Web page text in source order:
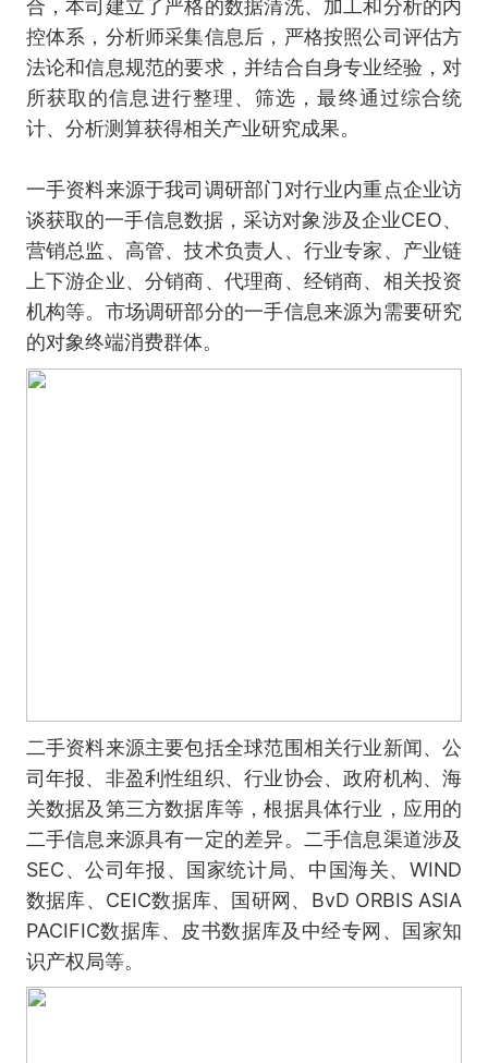
合，本司建立了严格的数据清洗、加工和分析的内
控体系，分析师采集信息后，严格按照公司评估方
法论和信息规范的要求，并结合自身专业经验，对
所获取的信息进行整理、筛选，最终通过综合统
计、分析测算获得相关产业研究成果。
一手资料来源于我司调研部门对行业内重点企业访
谈获取的一手信息数据，采访对象涉及企业CEO、
营销总监、高管、技术负责人、行业专家、产业链
上下游企业、分销商、代理商、经销商、相关投资
机构等。市场调研部分的一手信息来源为需要研究
的对象终端消费群体。
二手资料来源主要包括全球范围相关行业新闻、公
司年报、非盈利性组织、行业协会、政府机构、海
关数据及第三方数据库等，根据具体行业，应用的
二手信息来源具有一定的差异。二手信息渠道涉及
SEC、公司年报、国家统计局、中国海关、WIND
数据库、CEIC数据库、国研网、BvD ORBIS ASIA
PACIFIC数据库、皮书数据库及中经专网、国家知
识产权局等。